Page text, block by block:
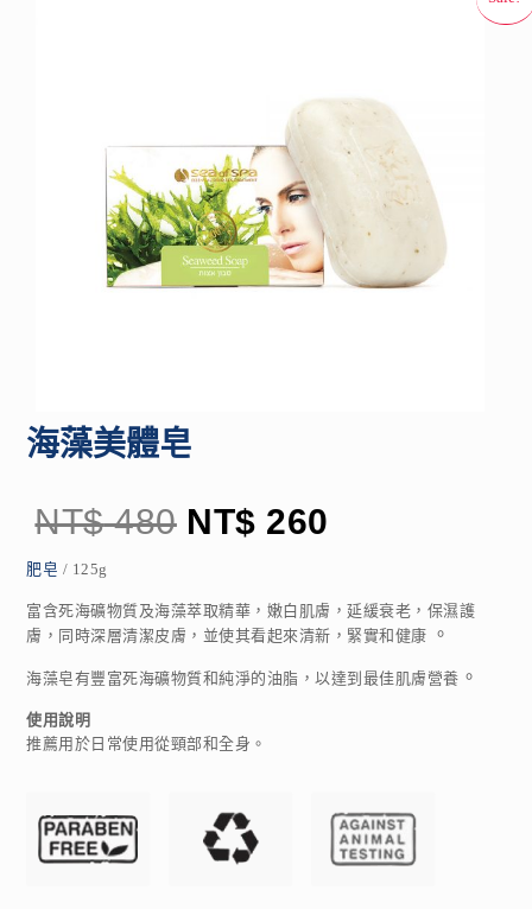
海藻美體皂
NT$480 NT$ 260
肥皂 / 125g
富含死海礦物質及海藻萃取精華，嫩白肌膚，延緩衰老，保濕護
膚，同時深層清潔皮膚，並使其看起來清新，緊實和健康 。
海藻皂有豐富死海礦物質和純淨的油脂，以達到最佳肌膚營養 。
使用說明
推薦用於日常使用從頸部和全身。